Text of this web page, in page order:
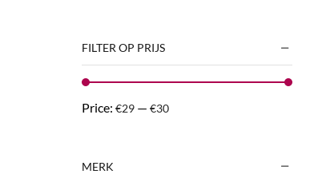
FILTER OP PRIJS
Price: €29 — €30
MERK